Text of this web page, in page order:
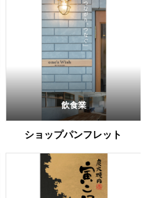
飲食業
ショップパンフレット